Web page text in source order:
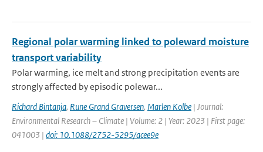
Regional polar warming linked to poleward moisture
transport variability
Polar warming, ice melt and strong precipitation events are
strongly affected by episodic polewar...
Richard Bintanja, Rune Grand Graversen, Marlen Kolbe | Journal:
Environmental Research – Climate | Volume: 2 | Year: 2023 | First page:
041003 | doi: 10.1088/2752-5295/acee9e